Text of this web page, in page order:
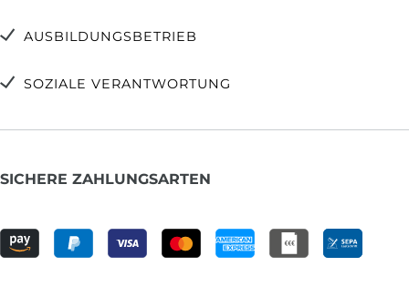
AUSBILDUNGSBETRIEB
SOZIALE VERANTWORTUNG
SICHERE ZAHLUNGSARTEN